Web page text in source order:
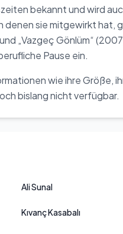
bekannt und wird
sie mitgewirkt hat,
„Vazgeç Gönlüm“
Pause ein.
wie ihre Größe,
bislang nicht verfügbar.
Ali Sunal
Kıvanç Kasabalı